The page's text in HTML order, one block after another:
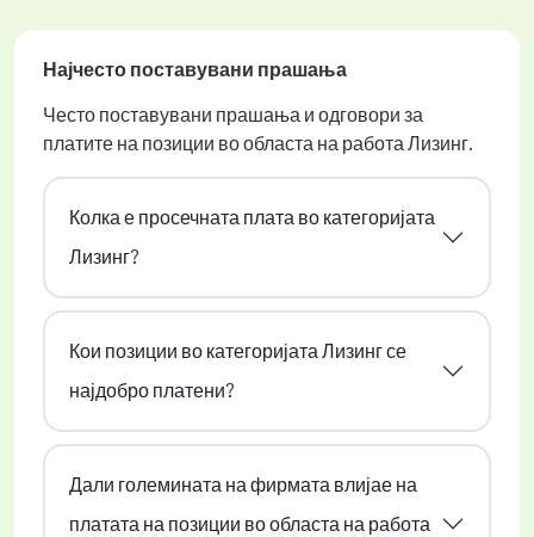
Најчесто поставувани прашања
Често поставувани прашања и одговори за
платите на позиции во областа на работа Лизинг.
Колка е просечната плата во категоријата
Лизинг?
Кои позиции во категоријата Лизинг се
најдобро платени?
Дали големината на фирмата влијае на
платата на позиции во областа на работа